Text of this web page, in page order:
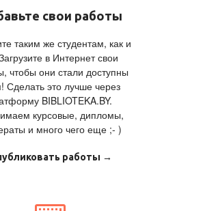
свои работы
таким же студентам, как и
в Интернет свои
чтобы они стали доступны
Сделать это лучше через
BIBLIOTEKA.BY.
курсовые, дипломы,
и много чего еще ;- )
работы →